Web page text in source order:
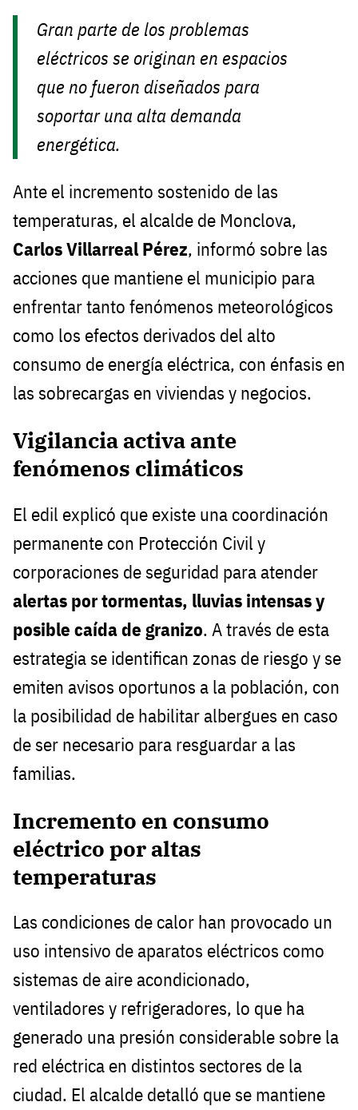
Gran parte de los problemas
eléctricos se originan en espacios
que no fueron diseñados para
soportar una alta demanda
energética.
Ante el incremento sostenido de las
temperaturas, el alcalde de Monclova,
Carlos Villarreal Pérez, informó sobre las
acciones que mantiene el municipio para
enfrentar tanto fenómenos meteorológicos
como los efectos derivados del alto
consumo de energía eléctrica, con énfasis en
las sobrecargas en viviendas y negocios.
Vigilancia activa ante
fenómenos climáticos
El edil explicó que existe una coordinación
permanente con Protección Civil y
corporaciones de seguridad para atender
alertas por tormentas, lluvias intensas y
posible caída de granizo. A través de esta
estrategia se identifican zonas de riesgo y se
emiten avisos oportunos a la población, con
la posibilidad de habilitar albergues en caso
de ser necesario para resguardar a las
familias.
Incremento en consumo
eléctrico por altas
temperaturas
Las condiciones de calor han provocado un
uso intensivo de aparatos eléctricos como
sistemas de aire acondicionado,
ventiladores y refrigeradores, lo que ha
generado una presión considerable sobre la
red eléctrica en distintos sectores de la
ciudad. El alcalde detalló que se mantiene